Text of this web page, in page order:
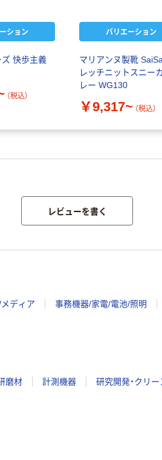
ション
快歩主義
（税込）
バリエーション
マリアンヌ製靴
レッチニットスニー
レー WG130
￥9,317~ （税込）
レビューを書く
ディア 事務機器/家電/電池/照明
磨材 計測機器 研究開発・クリ